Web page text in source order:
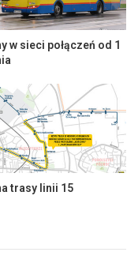
w sieci połączeń od 1
trasy linii 15